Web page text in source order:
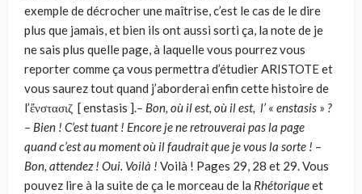
exemple de décrocher une maîtrise, c’est le cas de le dire
plus que jamais, et bien ils ont aussi sorti ça, la note de je
ne sais plus quelle page, à laquelle vous pourrez vous
reporter comme ça vous permettra d’étudier ARISTOTE et
vous saurez tout quand j’aborderai enfin cette histoire de
l’ἔνστασιζ [ enstasis ].– Bon, où il est, où il est, l’ « enstasis » ?
– Bien ! C’est tuant ! Encore je ne retrouverai pas la page
quand c’est au moment où il faudrait que je vous la sorte ! –
Bon, attendez ! Oui. Voilà ! Voilà ! Pages 29, 28 et 29. Vous
pouvez lire à la suite de ça le morceau de la Rhétoriqueet